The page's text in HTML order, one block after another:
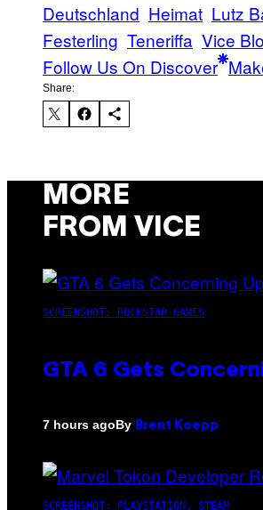
Deutschland Heimat Lutz
Festerling Teneriffa Vice
Follow Us On Discover
Share:
MORE
FROM VICE
SCREENSHOT: ROCKSTAR GAMES
GTA 6 Gets
7 hours agoBy Brent Koepp
SCREENSHOT: PLAYSTATION, STEAM